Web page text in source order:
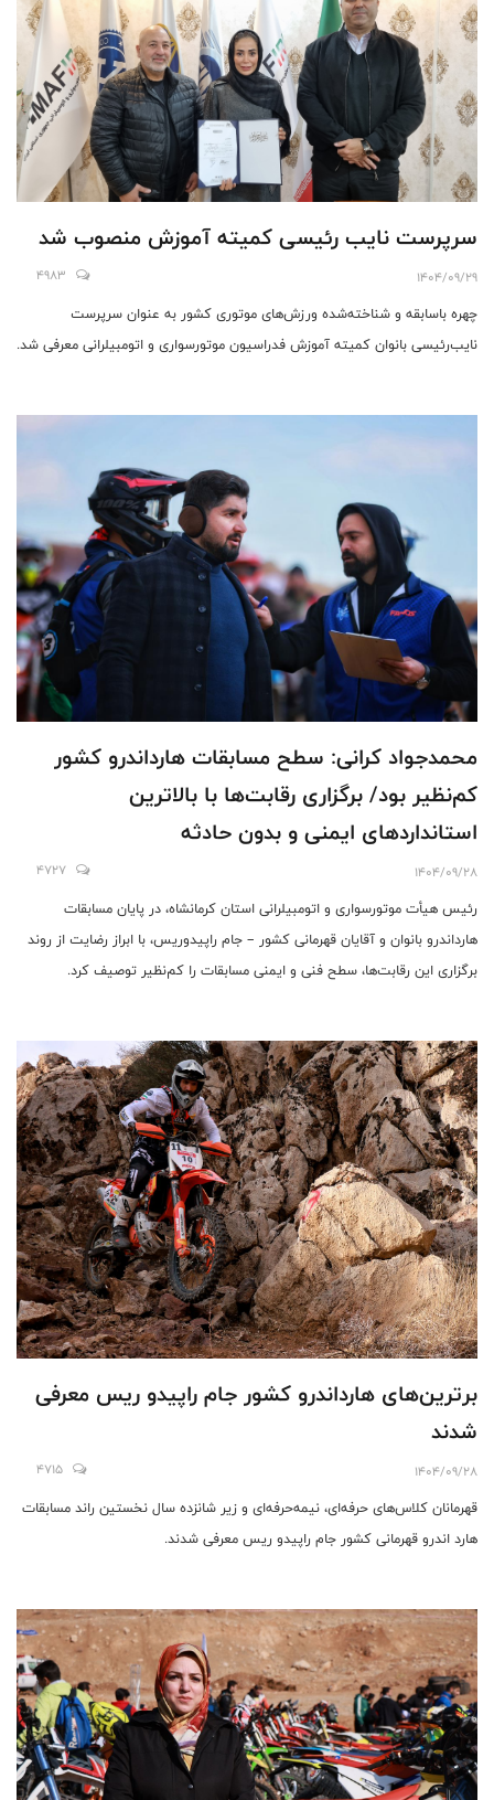
سرپرست نایب رئیسی کمیته آموزش منصوب شد
1404/09/29
4983
چهره‌ باسابقه و شناخته‌شده ورزش‌های موتوری کشور به عنوان سرپرست
نایب‌رئیسی بانوان کمیته آموزش فدراسیون موتورسواری و اتومبیلرانی معرفی شد.
محمدجواد کرانی: سطح مسابقات هارداندرو کشور
کم‌نظیر بود/ برگزاری رقابت‌ها با بالاترین
استانداردهای ایمنی و بدون حادثه
1404/09/28
4727
رئیس هیأت موتورسواری و اتومبیلرانی استان کرمانشاه، در پایان مسابقات
هارداندرو بانوان و آقایان قهرمانی کشور – جام راپیدوریس، با ابراز رضایت از روند
برگزاری این رقابت‌ها، سطح فنی و ایمنی مسابقات را کم‌نظیر توصیف کرد.
برترین‌های هارداندرو کشور جام راپیدو ریس معرفی
شدند
1404/09/28
4715
قهرمانان کلاس‌های حرفه‌ای، نیمه‌حرفه‌ای و زیر شانزده سال نخستین راند مسابقات
هارد اندرو قهرمانی کشور جام راپیدو ریس معرفی شدند‌.